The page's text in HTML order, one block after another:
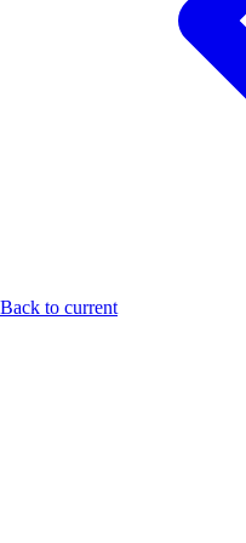
Back to current